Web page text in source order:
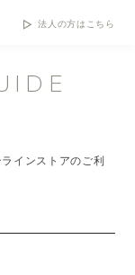
法人の方はこちら
インストアのご利